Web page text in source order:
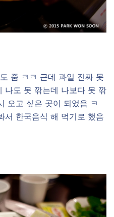
줌 ㅋㅋ 근데 과일 진짜 못
나도 못 깎는데 나보다 못 깎
오고 싶은 곳이 되었음 ㅋ
서 한국음식 해 먹기로 했음